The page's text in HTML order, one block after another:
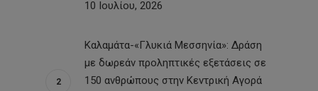
10 Ιουλίου, 2026
Καλαμάτα-«Γλυκιά Μεσσηνία»: Δράση
με δωρεάν προληπτικές εξετάσεις σε
150 ανθρώπους στην Κεντρική Αγορά